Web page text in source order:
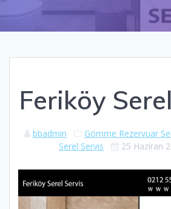
Feriköy
bbadmin Gömme Rezervuar
Serel Servis
25 Haziran